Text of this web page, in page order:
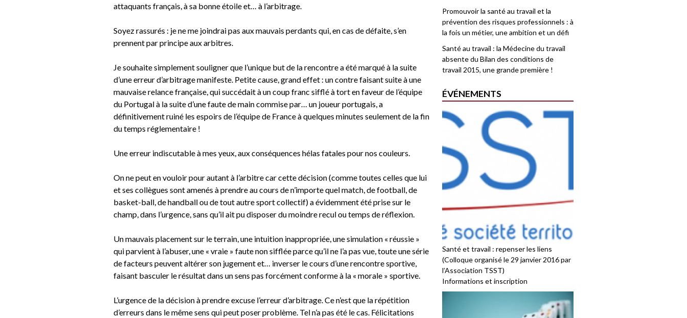
attaquants français, à sa bonne étoile et… à l’arbitrage.
Soyez rassurés : je ne me joindrai pas aux mauvais perdants qui, en cas de défaite, s’en
prennent par principe aux arbitres.
Je souhaite simplement souligner que l’unique but de la rencontre a été marqué à la suite
d’une erreur d’arbitrage manifeste. Petite cause, grand effet : un contre faisant suite à une
mauvaise relance française, qui succédait à un coup franc sifflé à tort en faveur de l’équipe
du Portugal à la suite d’une faute de main commise par… un joueur portugais, a
définitivement ruiné les espoirs de l’équipe de France à quelques minutes seulement de la fin
du temps réglementaire !
Une erreur indiscutable à mes yeux, aux conséquences hélas fatales pour nos couleurs.
On ne peut en vouloir pour autant à l’arbitre car cette décision (comme toutes celles que lui
et ses collègues sont amenés à prendre au cours de n’importe quel match, de football, de
basket-ball, de handball ou de tout autre sport collectif) a évidemment été prise sur le
champ, dans l’urgence, sans qu’il ait pu disposer du moindre recul ou temps de réflexion.
Un mauvais placement sur le terrain, une intuition inappropriée, une simulation « réussie »
qui parvient à l’abuser, une « vraie » faute non sifflée parce qu’il ne l’a pas vue, toute une série
de facteurs peuvent altérer son jugement et… inverser le cours d’une rencontre sportive,
faisant basculer le résultat dans un sens pas forcément conforme à la « morale » sportive.
L’urgence de la décision à prendre excuse l’erreur d’arbitrage. Ce n’est que la répétition
d’erreurs dans le même sens qui peut poser problème. Tel n’a pas été le cas. Félicitations
Promouvoir la santé au travail et la
prévention des risques professionnels : à
la fois un métier, une ambition et un défi
Santé au travail : la Médecine du travail
absente du Bilan des conditions de
travail 2015, une grande première !
ÉVÉNEMENTS
Santé et travail : repenser les liens
(Colloque organisé le 29 janvier 2016 par
l’Association TSST)
Informations et inscription